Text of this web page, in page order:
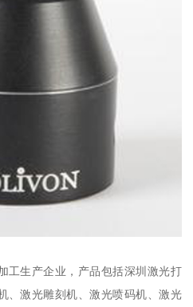
工生产企业，产品包括深圳激光打
、激光雕刻机、激光喷码机、激光